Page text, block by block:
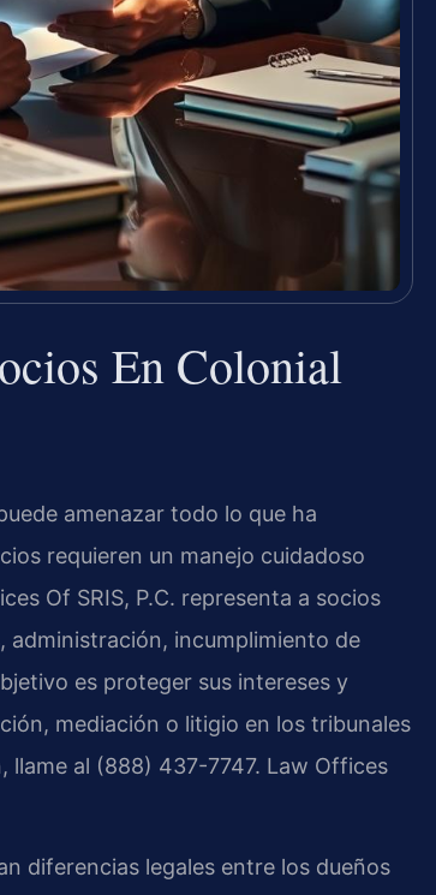
En Colonial
amenazar todo lo que ha
requieren un manejo cuidadoso
Of SRIS, P.C. representa a socios
administración, incumplimiento de
es proteger sus intereses y
mediación o litigio en los tribunales
llame al (888) 437-7747. Law Offices
diferencias legales entre los dueños